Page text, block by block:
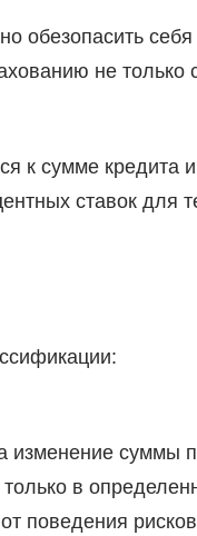
обезопасить
не только
к сумме кредита
ставок для
изменение суммы
в
поведения